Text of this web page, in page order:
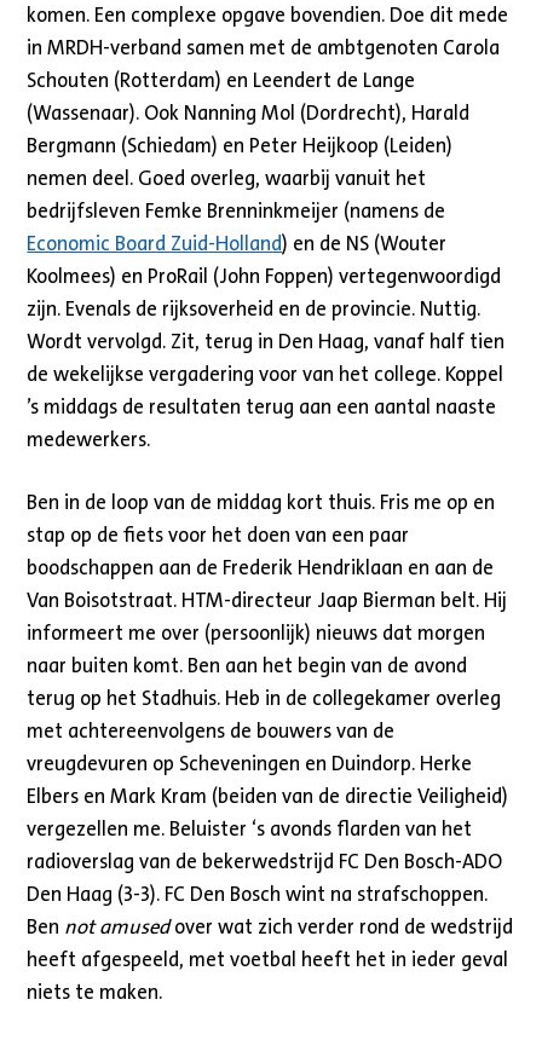
komen. Een complexe opgave bovendien. Doe dit mede
in MRDH-verband samen met de ambtgenoten Carola
Schouten (Rotterdam) en Leendert de Lange
(Wassenaar). Ook Nanning Mol (Dordrecht), Harald
Bergmann (Schiedam) en Peter Heijkoop (Leiden)
nemen deel. Goed overleg, waarbij vanuit het
bedrijfsleven Femke Brenninkmeijer (namens de
Economic Board Zuid-Holland) en de NS (Wouter
Koolmees) en ProRail (John Foppen) vertegenwoordigd
zijn. Evenals de rijksoverheid en de provincie. Nuttig.
Wordt vervolgd. Zit, terug in Den Haag, vanaf half tien
de wekelijkse vergadering voor van het college. Koppel
’s middags de resultaten terug aan een aantal naaste
medewerkers.
Ben in de loop van de middag kort thuis. Fris me op en
stap op de fiets voor het doen van een paar
boodschappen aan de Frederik Hendriklaan en aan de
Van Boisotstraat. HTM-directeur Jaap Bierman belt. Hij
informeert me over (persoonlijk) nieuws dat morgen
naar buiten komt. Ben aan het begin van de avond
terug op het Stadhuis. Heb in de collegekamer overleg
met achtereenvolgens de bouwers van de
vreugdevuren op Scheveningen en Duindorp. Herke
Elbers en Mark Kram (beiden van de directie Veiligheid)
vergezellen me. Beluister ‘s avonds flarden van het
radioverslag van de bekerwedstrijd FC Den Bosch-ADO
Den Haag (3-3). FC Den Bosch wint na strafschoppen.
Ben not amusedover wat zich verder rond de wedstrijd
heeft afgespeeld, met voetbal heeft het in ieder geval
niets te maken.